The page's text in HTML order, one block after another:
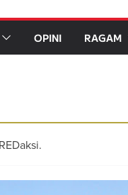
OPINI RAGAM